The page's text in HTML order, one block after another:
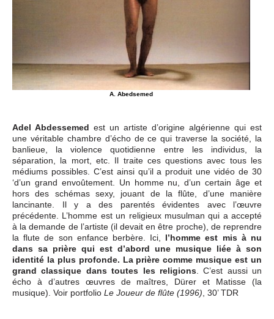
A. Abedsemed
Adel Abdessemed est un artiste d’origine algérienne qui est
une véritable chambre d’écho de ce qui traverse la société, la
banlieue, la violence quotidienne entre les individus, la
séparation, la mort, etc. Il traite ces questions avec tous les
médiums possibles. C’est ainsi qu’il a produit une vidéo de 30
‘d’un grand envoûtement. Un homme nu, d’un certain âge et
hors des schémas sexy, jouant de la flûte, d’une manière
lancinante. Il y a des parentés évidentes avec l’œuvre
précédente. L’homme est un religieux musulman qui a accepté
à la demande de l’artiste (il devait en être proche), de reprendre
la flute de son enfance berbère. Ici, l’homme est mis à nu
dans sa prière qui est d’abord une musique liée à son
identité la plus profonde. La prière comme musique est un
grand classique dans toutes les religions. C’est aussi un
écho à d’autres œuvres de maîtres, Dürer et Matisse (la
musique). Voir portfolio Le Joueur de flûte (1996) , 30’ TDR